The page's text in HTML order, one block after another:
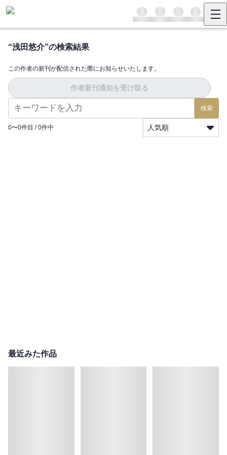
“浅田悠介”の検索結果
この作者の新刊が配信された際にお知らせいたします。
作者新刊通知を受け取る
検索
0〜0件目 / 0件中 人気順
最近みた作品